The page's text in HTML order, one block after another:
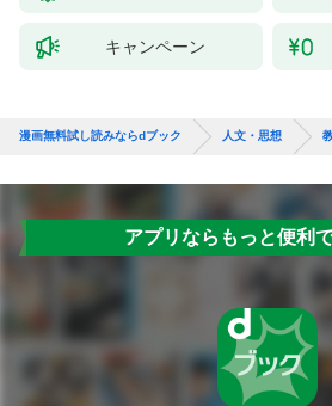
キャンペーン
漫画無料試し読みならdブック 人文・思想
アプリならもっと便利